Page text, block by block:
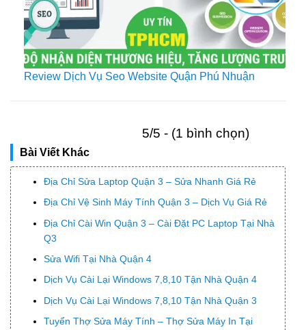
Review Dịch Vụ Seo Website Quận Phú Nhuận
5/5 - (1 bình chọn)
Bài Viết Khác
Địa Chỉ Sửa Laptop Quận 3 – Sửa Nhanh Giá Rẻ
Địa Chỉ Vệ Sinh Máy Tính Quận 3 – Dịch Vụ Giá Rẻ
Địa Chỉ Cài Win Quận 3 – Cài Đặt PC Laptop Tại Nhà
Q3
Sửa Wifi Tại Nhà Quận 4
Dịch Vụ Cài Lại Windows 7,8,10 Tận Nhà Quận 4
Dịch Vụ Cài Lại Windows 7,8,10 Tận Nhà Quận 3
Tuyển Thợ Sửa Máy Tính – Thợ Sửa Máy In Tại